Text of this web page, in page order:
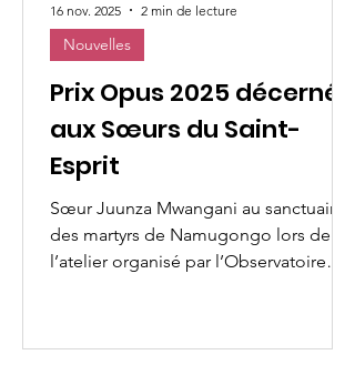
Prix Opus 2025 décerné
aux Sœurs du Saint-
Esprit
Sœur Juunza Mwangani au sanctuaire
des martyrs de Namugongo lors de
l’atelier organisé par l’Observatoire
Nouvelles
16 nov. 2025 2 min de lecture